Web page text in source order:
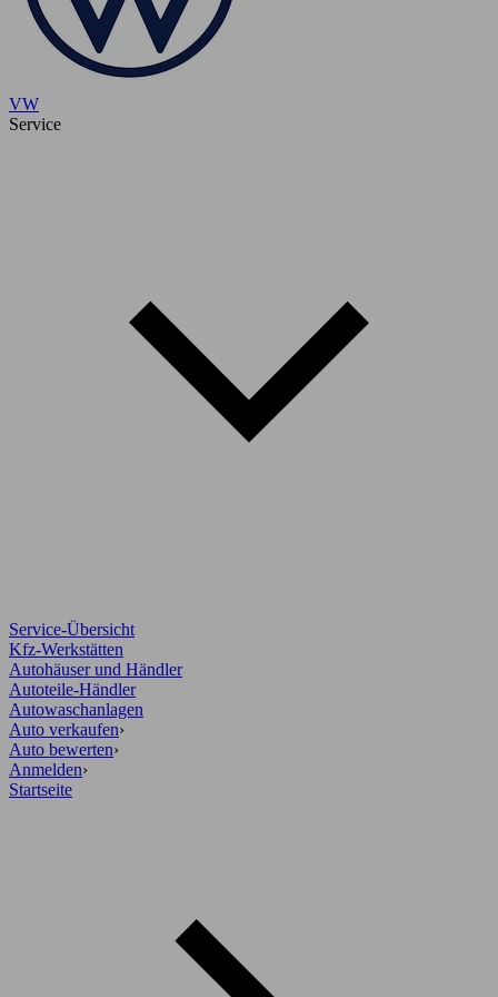
VW
Service
Service-Übersicht
Kfz-Werkstätten
Autohäuser und Händler
Autoteile-Händler
Autowaschanlagen
Auto verkaufen›
Auto bewerten›
Anmelden›
Startseite